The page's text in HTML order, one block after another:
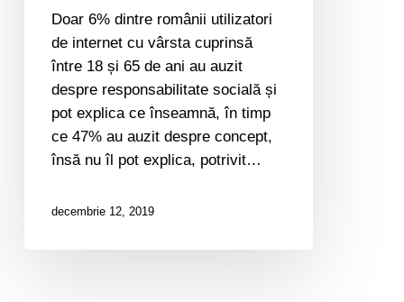
internet
auzit
despre
responsabilitate
socială
explica
Doar 6% dintre românii utilizatori
de internet cu vârsta cuprinsă
între 18 și 65 de ani au auzit
despre responsabilitate socială și
pot explica ce înseamnă, în timp
ce 47% au auzit despre concept,
însă nu îl pot explica, potrivit…
decembrie 12, 2019